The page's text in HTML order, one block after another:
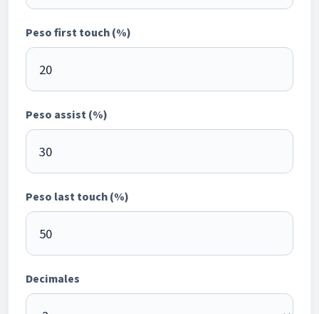
Peso first touch (%)
Peso assist (%)
Peso last touch (%)
Decimales